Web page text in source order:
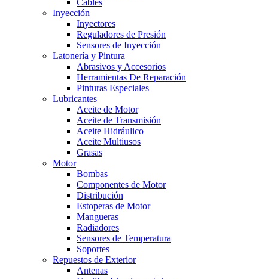
Cables
Inyección
Inyectores
Reguladores de Presión
Sensores de Inyección
Latonería y Pintura
Abrasivos y Accesorios
Herramientas De Reparación
Pinturas Especiales
Lubricantes
Aceite de Motor
Aceite de Transmisión
Aceite Hidráulico
Aceite Multiusos
Grasas
Motor
Bombas
Componentes de Motor
Distribución
Estoperas de Motor
Mangueras
Radiadores
Sensores de Temperatura
Soportes
Repuestos de Exterior
Antenas